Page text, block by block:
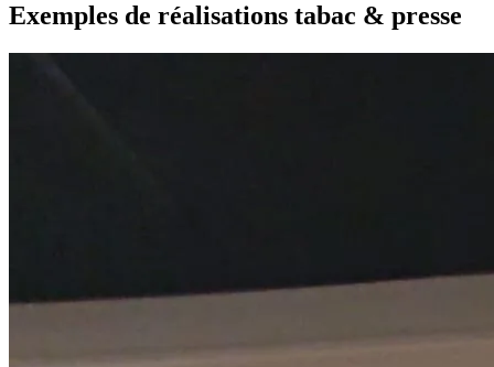
Exemples de réalisations tabac & presse